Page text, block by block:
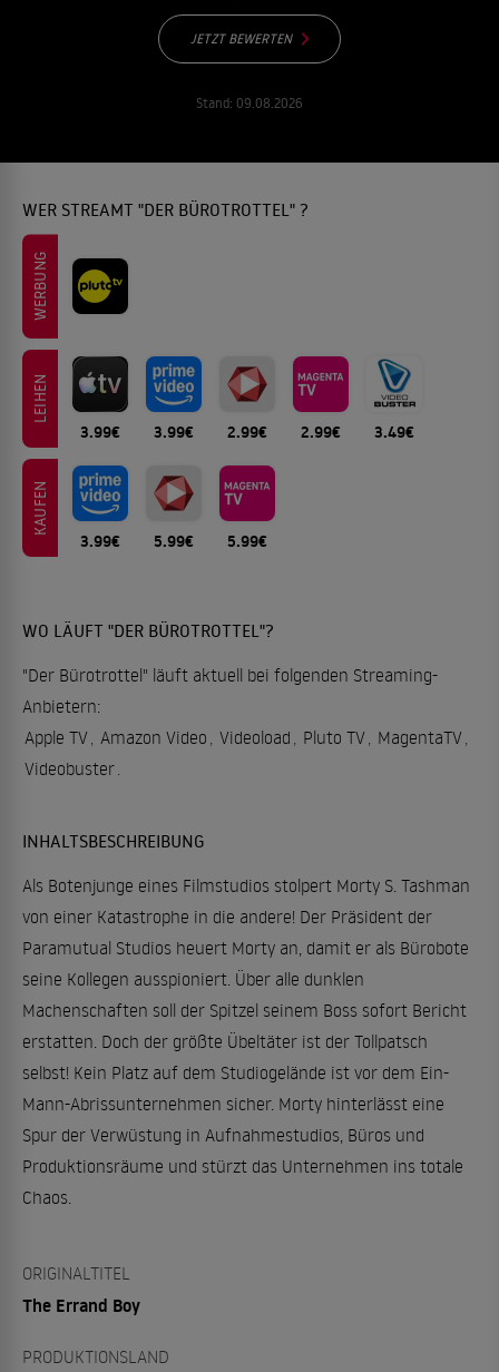
JETZT BEWERTEN
Stand: 09.08.2026
WER STREAMT "DER BÜROTROTTEL" ?
WERBUNG
LEIHEN
3.99€ 3.99€ 2.99€ 2.99€ 3.49€
KAUFEN
3.99€ 5.99€ 5.99€
WO LÄUFT "DER BÜROTROTTEL"?
"Der Bürotrottel" läuft aktuell bei folgenden Streaming-
Anbietern:
Apple TV, Amazon Video , Videoload , Pluto TV, MagentaTV,
Videobuster.
INHALTSBESCHREIBUNG
Als Botenjunge eines Filmstudios stolpert Morty S. Tashman
von einer Katastrophe in die andere! Der Präsident der
Paramutual Studios heuert Morty an, damit er als Bürobote
seine Kollegen ausspioniert. Über alle dunklen
Machenschaften soll der Spitzel seinem Boss sofort Bericht
erstatten. Doch der größte Übeltäter ist der Tollpatsch
selbst! Kein Platz auf dem Studiogelände ist vor dem Ein-
Mann-Abrissunternehmen sicher. Morty hinterlässt eine
Spur der Verwüstung in Aufnahmestudios, Büros und
Produktionsräume und stürzt das Unternehmen ins totale
Chaos.
ORIGINALTITEL
The Errand Boy
PRODUKTIONSLAND